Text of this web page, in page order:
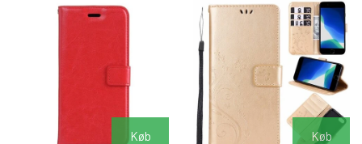
Køb Køb